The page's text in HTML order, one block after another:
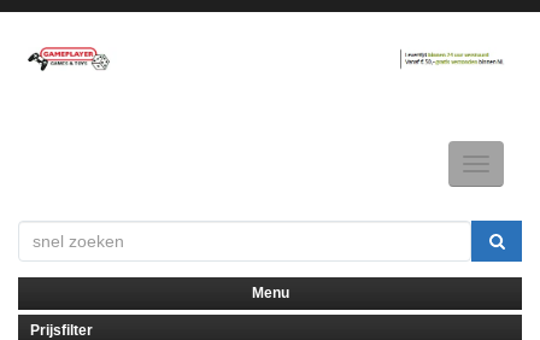
Toggle
Menu
Prijsfilter